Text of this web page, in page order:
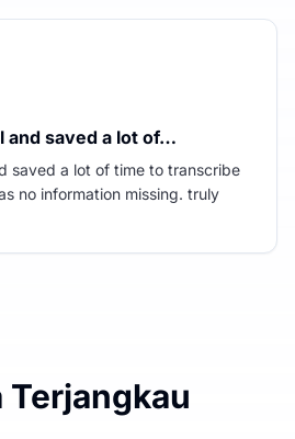
and saved a lot of…
saved a lot of time to transcribe
no information missing. truly
Terjangkau